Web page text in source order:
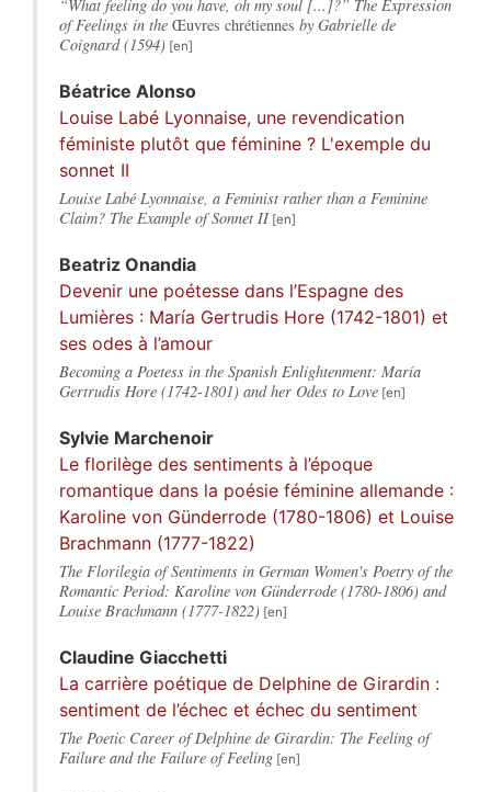
“What feeling do you have, oh my soul [...]?” The Expression
of Feelings in the Œuvres chrétiennes by Gabrielle de
Coignard (1594)
Béatrice Alonso
Louise Labé Lyonnaise, une revendication
féministe plutôt que féminine ? L'exemple du
sonnet II
Louise Labé Lyonnaise, a Feminist rather than a Feminine
Claim? The Example of Sonnet II
Beatriz Onandia
Devenir une poétesse dans l’Espagne des
Lumières : María Gertrudis Hore (1742-1801) et
ses odes à l’amour
Becoming a Poetess in the Spanish Enlightenment: María
Gertrudis Hore (1742-1801) and her Odes to Love
Sylvie Marchenoir
Le florilège des sentiments à l’époque
romantique dans la poésie féminine allemande :
Karoline von Günderrode (1780-1806) et Louise
Brachmann (1777-1822)
The Florilegia of Sentiments in German Women's Poetry of the
Romantic Period: Karoline von Günderrode (1780-1806) and
Louise Brachmann (1777-1822)
Claudine Giacchetti
La carrière poétique de Delphine de Girardin :
sentiment de l’échec et échec du sentiment
The Poetic Career of Delphine de Girardin: The Feeling of
Failure and the Failure of Feeling